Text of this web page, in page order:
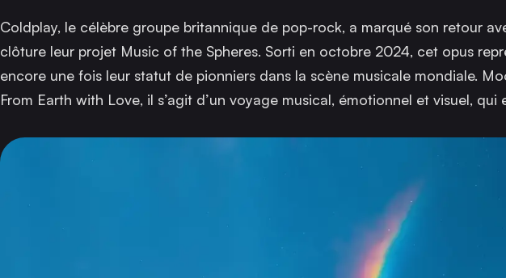
Coldplay, le célèbre groupe britannique de pop-rock, a marqué son retour
clôture leur projet Music of the Spheres. Sorti en octobre 2024, cet opus
encore une fois leur statut de pionniers dans la scène musicale mondiale.
From Earth with Love, il s’agit d’un voyage musical, émotionnel et visuel,